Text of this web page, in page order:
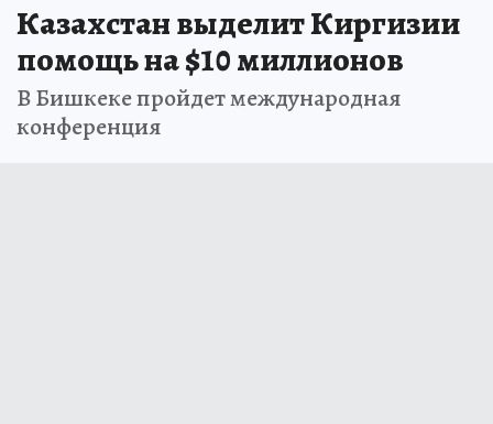
Казахстан выделит Киргизии
помощь на $10 миллионов
В Бишкеке пройдет международная
конференция